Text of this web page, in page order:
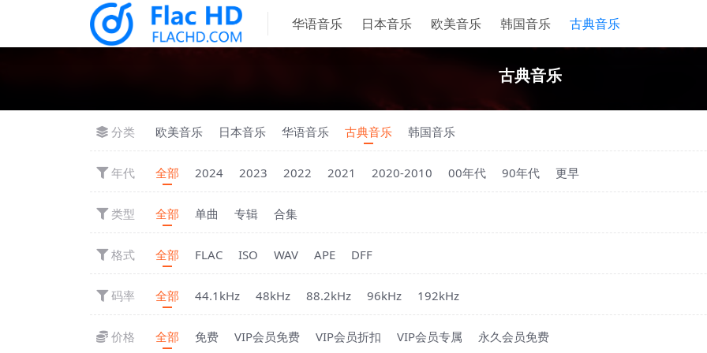
华语音乐 日本音乐 欧美音乐 韩国音乐 古典音乐
古典音乐
分类 欧美音乐 日本音乐 华语音乐 古典音乐 韩国音乐
年代 全部 2024 2023 2022 2021 2020-2010 00年代 90年代 更早
类型 全部 单曲 专辑 合集
格式 全部 FLAC ISO WAV APE DFF
码率 全部 44.1kHz 48kHz 88.2kHz 96kHz 192kHz
价格 全部 免费 VIP会员免费 VIP会员折扣 VIP会员专属 永久会员免费